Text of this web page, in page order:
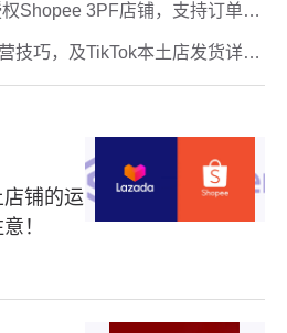
技巧，及TikTok本土店发货详
Shopee 3PF店铺，支持订单处
铺的运
！